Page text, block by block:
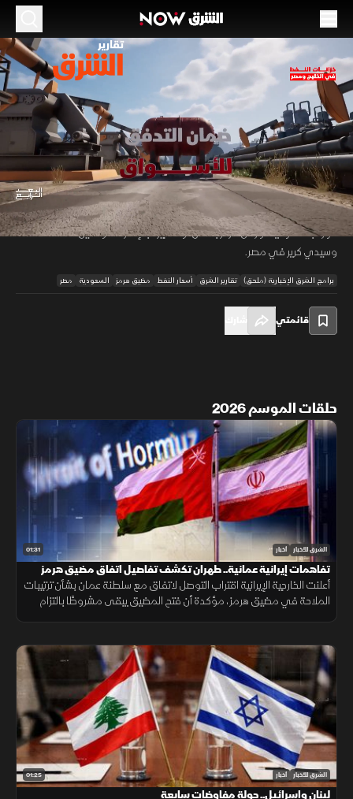
00:12 02:07
الموسم 2026
خزانات النفط في الخليج ومصر
28 يونيو 2026 02:07 أخبار
تقارير الشرق
برزت أهمية مراكز تخزين النفط في المنطقة العربية مع تزايد اضطرابات مضيق
هرمز بسبب حرب إيران، إذ تحولت من مستودعات تجارية إلى صمامات أمان
تمنع اضطراب إمدادات الطاقة العالمية. وتضم المنطقة مراكز كبرى في رأس
تنورة بالسعودية، ورأس مركز بعمان، والفجيرة بالإمارات، والعين السخنة
وسيدي كرير في مصر.
برامج الشرق الإخبارية (ملحق) تقارير الشرق أسعار النفط مضيق هرمز السعودية مصر
قائمتي
حلقات الموسم 2026
01:31 الشرق للأخبار أخبار
تفاهمات إيرانية عمانية.. طهران تكشف تفاصيل اتفاق مضيق هرمز
أعلنت الخارجية الإيرانية اقتراب التوصل لاتفاق مع سلطنة عمان بشأن ترتيبات
الملاحة في مضيق هرمز، مؤكدة أن فتح المضيق يبقى مشروطًا بالتزام
01:25 الشرق للأخبار أخبار
لبنان وإسرائيل.. جولة مفاوضات سابعة